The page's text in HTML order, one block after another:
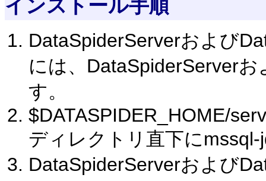
インストール手順
DataSpiderServerおよび
には、DataSpiderServer
す。
$DATASPIDER_HOME/
ディレクトリ直下に
DataSpiderServerおよび